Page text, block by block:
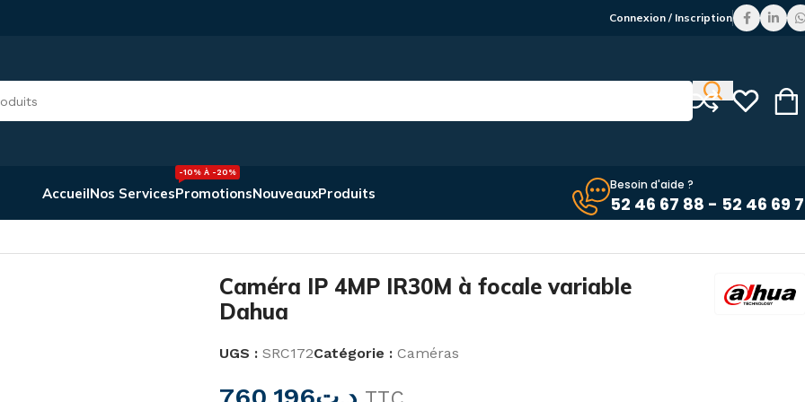
Connexion / Inscription
AccueilNos ServicesPromotions
-10% À -20%
NouveauxProduits Besoin d'aide ?
52 46 67 88 - 52 46 69
Caméra IP 4MP IR30M à focale variable
Dahua
UGS : SRC172Catégorie : Caméras